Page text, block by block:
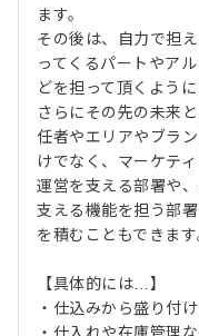
ます。
その後は、自力で担
ってくるパートやア
どを担って頂くように
さらにその先の未来
任者やエリアやブラ
けでなく、マーケテ
運営を支える部署や
支える機能を担う部
を積むこともできます
【具体的には…】
・仕込みから盛り付
・仕入れや在庫管理